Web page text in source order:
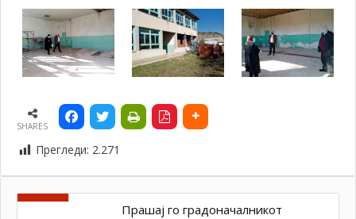
SHARES
Прегледи: 2.271
Прашај го градоначалникот